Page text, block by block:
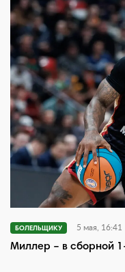
БОЛЕЛЬЩИКУ 5 мая, 16:41
Миллер – в сборной